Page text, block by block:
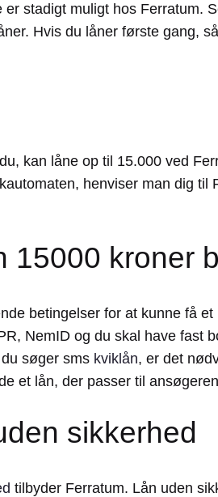
er stadigt muligt hos Ferratum.
Hvis du låner første gang,
kan låne op til 15.000 ved
henviser man dig
15000 kroner
betingelser for at kunne få
NemID og du skal have fast
søger sms kviklån, er det
et lån, der passer til
sikkerhed
tilbyder Ferratum. Lån uden